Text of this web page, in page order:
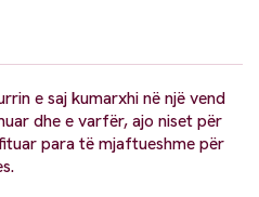
e saj kumarxhi në një vend
dhe e varfër, ajo niset për
para të mjaftueshme për